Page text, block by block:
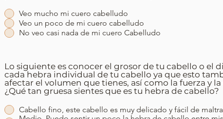
Veo mucho mi cuero cabelludo
Veo un poco de mi cuero cabelludo
No veo casi nada de mi cuero Cabelludo
Lo siguiente es conocer el grosor de tu cabello o el
cada hebra individual de tu cabello ya que esto
afectar el volumen que tienes, así como la fuerza y
¿Qué tan gruesa sientes que es tu hebra de cabello?
Cabello fino, este cabello es muy delicado y fácil de